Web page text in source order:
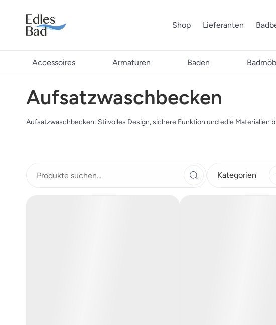
Shop Lieferanten
Accessoires Armaturen Baden
Aufsatzwaschbecken
Aufsatzwaschbecken: Stilvolles Design, sichere Funktion und edle Materialien
Kategorien